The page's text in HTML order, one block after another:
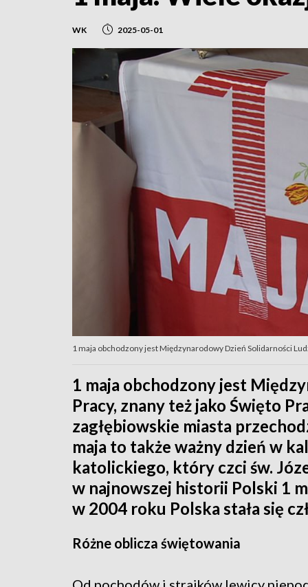
WK 2025-05-01
1 maja obchodzony jest Międzynarodowy Dzień Solidarności
1 maja obchodzony jest
Pracy, znany też jako Święto
zagłębiowskie miasta
maja to także ważny dzień w
katolickiego, który czci św.
w najnowszej historii Polski 1
w 2004 roku Polska stała się
Różne oblicza świętowania